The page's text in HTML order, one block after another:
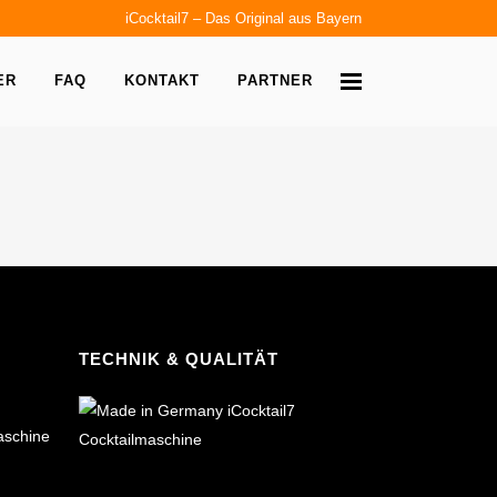
iCocktail7 – Das Original aus Bayern
FAQ KONTAKT PARTNER
TECHNIK & QUALITÄT